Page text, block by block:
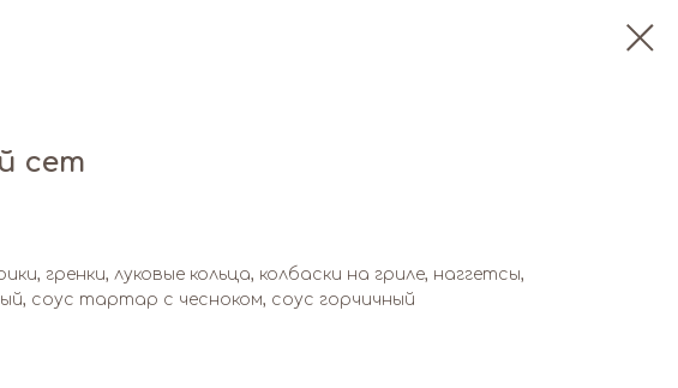
сет
гренки, луковые кольца, колбаски на гриле, наггетсы,
соус тартар с чесноком, соус горчичный